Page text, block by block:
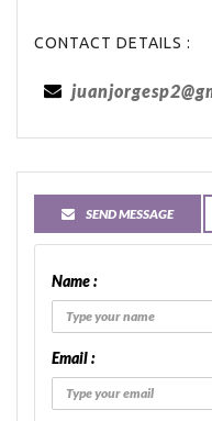
CONTACT DETAILS :
SEND MESSAGE
Name :
Email :